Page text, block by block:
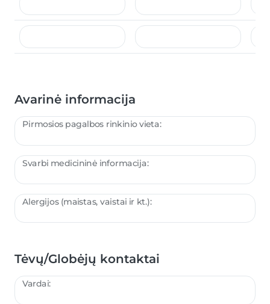
Avarinė informacija
Pirmosios pagalbos rinkinio vieta:
Svarbi medicininė informacija:
Alergijos (maistas, vaistai ir kt.):
Tėvų/Globėjų kontaktai
Vardai: